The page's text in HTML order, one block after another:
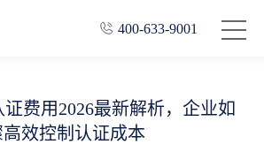
400-633-9001
费用2026最新解析，企业如
效控制认证成本